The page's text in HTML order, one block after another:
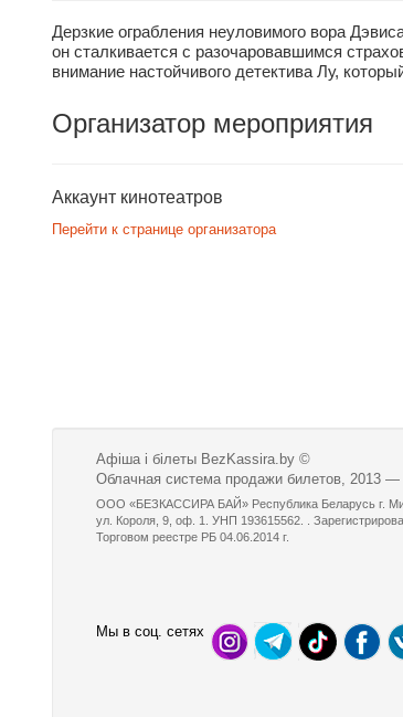
Дерзкие ограбления неуловимого вора
он сталкивается с разочаровавшимся
внимание настойчивого детектива Лу,
Организатор мероприятия
Аккаунт кинотеатров
Перейти к странице организатора
Афіша і білеты BezKassira.by ©
Облачная система продажи билетов, 2013 —
ООО «БЕЗКАССИРА БАЙ» Республика Беларусь г.
ул. Короля, 9, оф. 1. УНП 193615562. .
Торговом реестре РБ 04.06.2014 г.
Мы в соц. сетях